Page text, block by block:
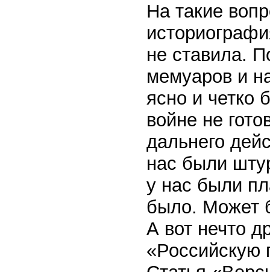
На такие
не ставила.
мемуаров и
ясно и четко
войне не
дальнего
нас были
у нас были
было. Может
А вот нечто
«Российскую